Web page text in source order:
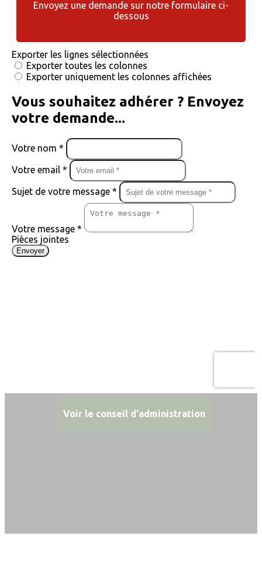
Envoyez une demande sur notre formulaire ci-
dessous
Voir le conseil d'administration